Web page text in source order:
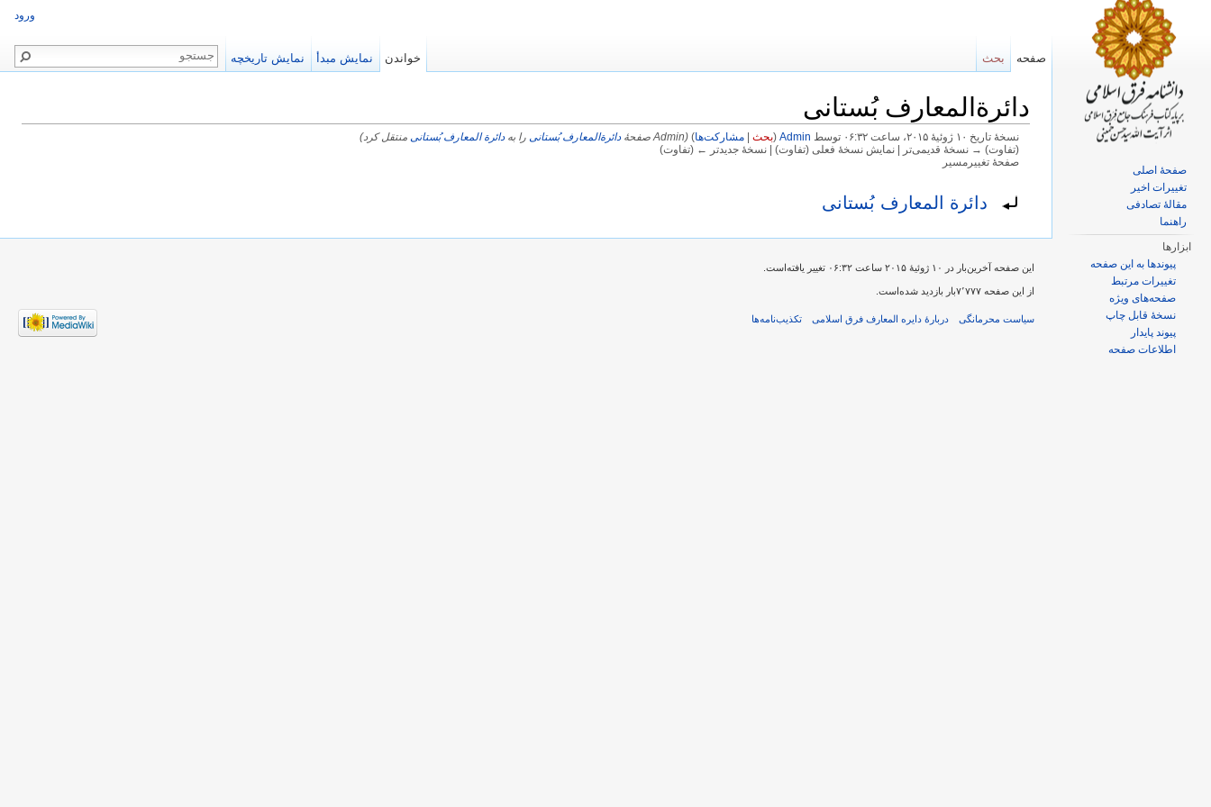
دائرةالمعارف بُستانی
نسخهٔ تاریخ ‏۱۰ ژوئیهٔ ۲۰۱۵، ساعت ۰۶:۳۲ توسط Admin
(بحث| مشارکت‌ها) (Admin صفحهٔ دائرةالمعارف بُستانی را بهدائرة المعارف بُستانی منتقل کرد)
(تفاوت) → نسخهٔ قدیمی‌تر | نمایش نسخهٔ فعلی (تفاوت) | نسخهٔ جدیدتر ← (تفاوت)
صفحهٔ تغییرمسیر
تغییر مسیر به:دائرة المعارف بُستانی
ورود
بحث صفحه نمایش تاریخچه نمایش مبدأ خواندن
صفحهٔ اصلی
تغییرات اخیر
مقالهٔ تصادفی
راهنما
ابزارها
پیوندها به این صفحه
تغییرات مرتبط
صفحه‌های ویژه
نسخهٔ قابل چاپ
پیوند پایدار
اطلاعات صفحه
این صفحه آخرین‌بار در ‏۱۰ ژوئیهٔ ۲۰۱۵ ساعت ‏۰۶:۳۲ تغییر یافته‌است.
از این صفحه ۷٬۷۷۷بار بازدید شده‌است.
سیاست محرمانگی دربارهٔ دایره المعارف فرق اسلامی تکذیب‌نامه‌ها